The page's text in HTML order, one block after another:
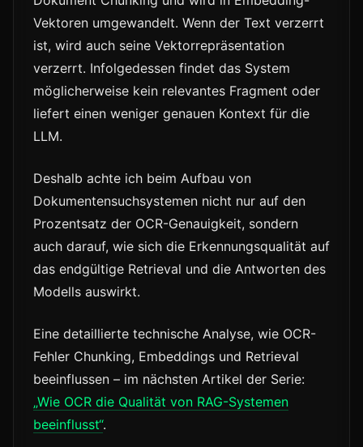
Vektoren umgewandelt. Wenn der Text verzerrt
ist, wird auch seine Vektorrepräsentation
verzerrt. Infolgedessen findet das System
möglicherweise kein relevantes Fragment oder
liefert einen weniger genauen Kontext für die
LLM.
Deshalb achte ich beim Aufbau von
Dokumentensuchsystemen nicht nur auf den
Prozentsatz der OCR-Genauigkeit, sondern
auch darauf, wie sich die Erkennungsqualität auf
das endgültige Retrieval und die Antworten des
Modells auswirkt.
Eine detaillierte technische Analyse, wie OCR-
Fehler Chunking, Embeddings und Retrieval
beeinflussen – im nächsten Artikel der Serie:
„Wie OCR die Qualität von RAG-Systemen
beeinflusst“.